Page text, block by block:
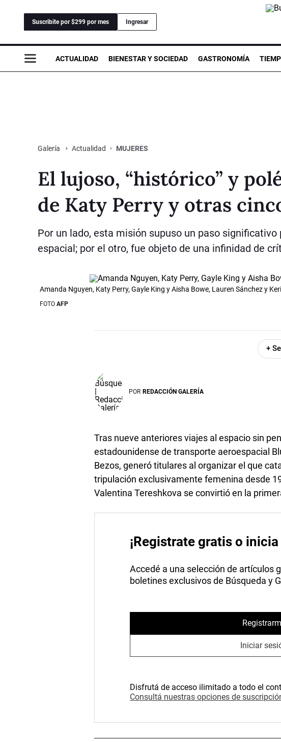
Suscribite por $299 por mes Ingresar
ACTUALIDAD BIENESTAR Y SOCIEDAD GASTRONOMÍA
Galería Actualidad MUJERES
El lujoso, “histórico” y
de Katy Perry y otras
Por un lado, esta misión supuso un paso
espacial; por el otro, fue objeto de una infinidad de
Amanda Nguyen, Katy Perry, Gayle King y Aisha Bowe, Lauren Sánchez y
FOTO AFP
+
POR REDACCIÓN GALERÍA
Tras nueve anteriores viajes al espacio sin
estadounidense de transporte aeroespacial
Bezos, generó titulares al organizar el que
tripulación exclusivamente femenina desde
Valentina Tereshkova se convirtió en la
¡Registrate gratis o
Accedé a una selección de artículos
boletines exclusivos de Búsqueda y
Iniciar
Disfrutá de acceso ilimitado a todo el
Consultá nuestras opciones de